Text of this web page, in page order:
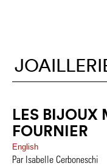
LES BIJOUX
FOURNIER
English
Par Isabelle Cerboneschi